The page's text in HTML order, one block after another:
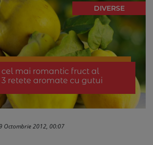
DIVERSE
cel mai romantic fruct al
retete aromate cu gutui
Octombrie 2012, 00:07